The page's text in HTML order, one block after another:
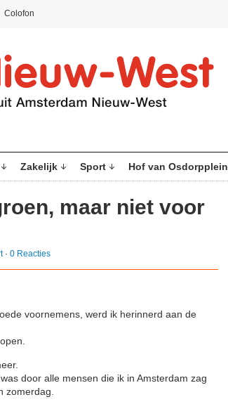
Colofon
Zakelijk Sport Hof van Osdorpplein
maar niet voor
· 0 Reacties
voornemens, werd ik herinnerd aan de
door alle mensen die ik in Amsterdam zag
zomerdag.